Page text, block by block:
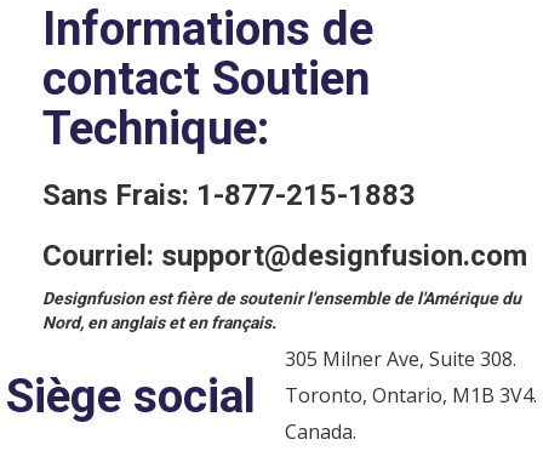
Informations de
contact Soutien
Technique:
Sans Frais: 1-877-215-1883
Courriel: support@designfusion.com
Designfusion est fière de soutenir l'ensemble de l'Amérique du
Nord, en anglais et en français.
Siège social
305 Milner Ave, Suite 308.
Toronto, Ontario, M1B 3V4.
Canada.